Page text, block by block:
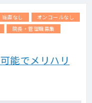
当直なし
オンコールなし
院長・管理職募集
能でメリハリ